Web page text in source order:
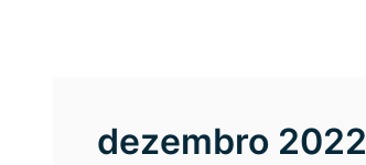
dezembro 2022